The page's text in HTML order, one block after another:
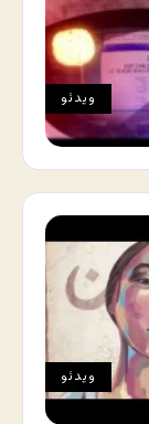
ویدئو
ویدئو